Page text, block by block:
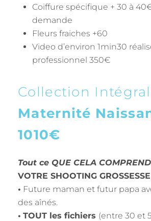
Coiffure spécifique + 30 à
demande
Fleurs fraiches +60
Video d’environ 1min30
professionnel 350€
Collection
Maternité
1010€
Tout ce QUE CELA COMPREND
VOTRE SHOOTING
• Future maman et futur papa
des aînés.
• TOUT les fichiers (entre 30 et